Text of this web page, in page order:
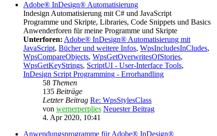
Adobe® InDesign® Automatisierung
Indesign Automatisierung mit C# und JavaScript
Programme und Skripte, Libraries, Code Snippets und Basics
Anwenderforen für meine Programme und Skripte
Unterforen: Adobe® InDesign® Automatisierung mit
JavaScript, Bücher und weitere Infos, WpsIncludesInCludes,
WpsCompareObjects, WpsGetOverwritesOfStories,
WpsGetKeyStrings, ScriptUI - User-Interface Tools,
InDesign Script Programming - Errorhandling
58 Themen
135 Beiträge
Letzter Beitrag Re: WpsStylesClass
von wernerperplies Neuester Beitrag
4. Apr 2020, 10:41
Anwendungsprogramme für Adobe® InDesign®